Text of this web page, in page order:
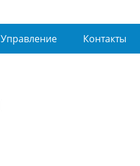
Управление Контакты